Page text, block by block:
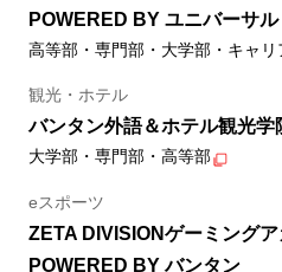
POWERED BY ユニバーサ
高等部・専門部・大学部・キャリ
観光・ホテル
バンタン外語＆ホテル観光学
大学部・専門部・高等部
eスポーツ
ZETA DIVISIONゲーミング
POWERED BY バンタン